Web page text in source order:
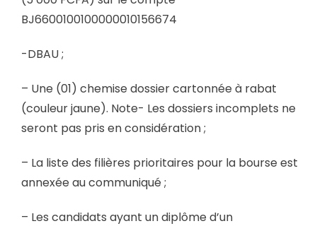
BJ6600100100000010156674
-DBAU ;
– Une (01) chemise dossier cartonnée à rabat
(couleur jaune). Note- Les dossiers incomplets ne
seront pas pris en considération ;
– La liste des filières prioritaires pour la bourse est
annexée au communiqué ;
– Les candidats ayant un diplôme d’un